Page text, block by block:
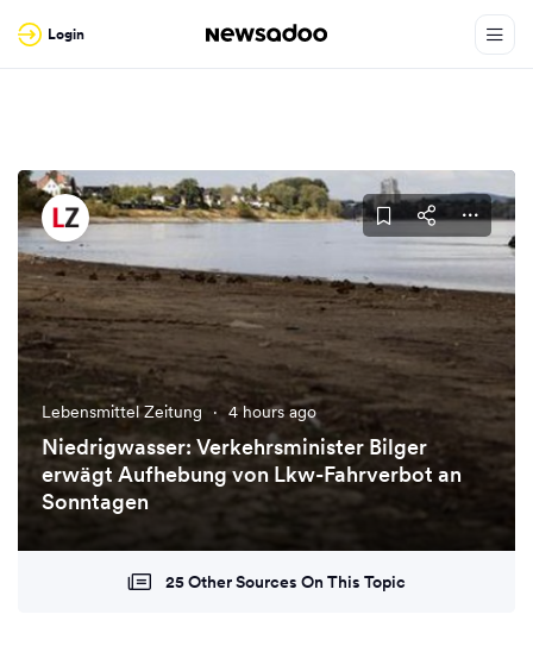
Login
Lebensmittel Zeitung · 4 hours ago
Niedrigwasser: Verkehrsminister Bilger
erwägt Aufhebung von Lkw-Fahrverbot an
Sonntagen
25 Other Sources On This Topic